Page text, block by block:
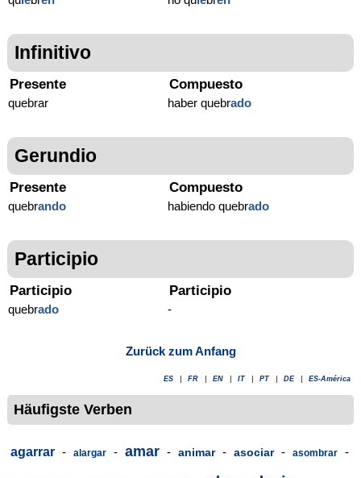
Infinitivo
Presente
quebrar
Compuesto
haber quebrado
Gerundio
Presente
quebrando
Compuesto
habiendo quebrado
Participio
Participio
quebrado
Participio
-
Zurück zum Anfang
ES FR EN IT PT DE ES-América
Häufigste Verben
agarrar - alargar - amar - animar - asociar - asombrar -